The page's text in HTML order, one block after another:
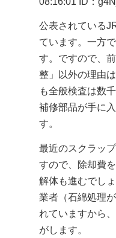
公表されている
ています。一方
す。ですので、
整」以外の理由
も全般検査は数
補修部品が手に
す。
最近のスクラッ
すので、除却費
解体も進むでし
業者（石綿処理
れていますから
がします。